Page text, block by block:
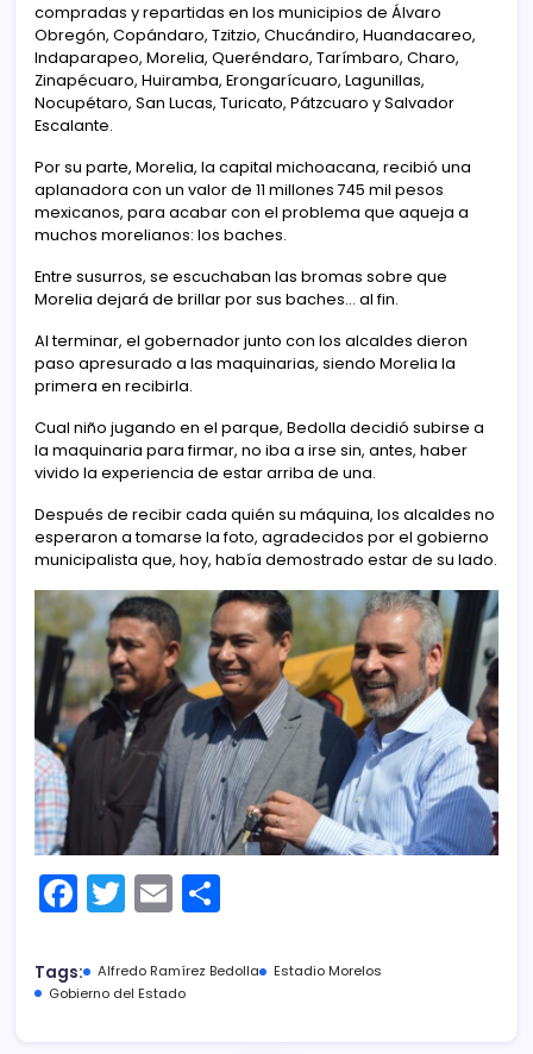
compradas y repartidas en los municipios de Álvaro
Obregón, Copándaro, Tzitzio, Chucándiro, Huandacareo,
Indaparapeo, Morelia, Queréndaro, Tarímbaro, Charo,
Zinapécuaro, Huiramba, Erongarícuaro, Lagunillas,
Nocupétaro, San Lucas, Turicato, Pátzcuaro y Salvador
Escalante.
Por su parte, Morelia, la capital michoacana, recibió una
aplanadora con un valor de 11 millones 745 mil pesos
mexicanos, para acabar con el problema que aqueja a
muchos morelianos: los baches.
Entre susurros, se escuchaban las bromas sobre que
Morelia dejará de brillar por sus baches… al fin.
Al terminar, el gobernador junto con los alcaldes dieron
paso apresurado a las maquinarias, siendo Morelia la
primera en recibirla.
Cual niño jugando en el parque, Bedolla decidió subirse a
la maquinaria para firmar, no iba a irse sin, antes, haber
vivido la experiencia de estar arriba de una.
Después de recibir cada quién su máquina, los alcaldes no
esperaron a tomarse la foto, agradecidos por el gobierno
municipalista que, hoy, había demostrado estar de su lado.
F
a
c
e
T
w
itt
er
E
m
ai
l
m
Tags: Alfredo Ramírez Bedolla
Estadio Morelos
Gobierno del Estado